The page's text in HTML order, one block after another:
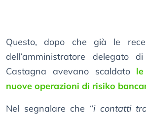
Questo, dopo che già le
dell’amministratore delegato
Castagna avevano scaldato
nuove operazioni di risiko
Nel segnalare che “i contatti